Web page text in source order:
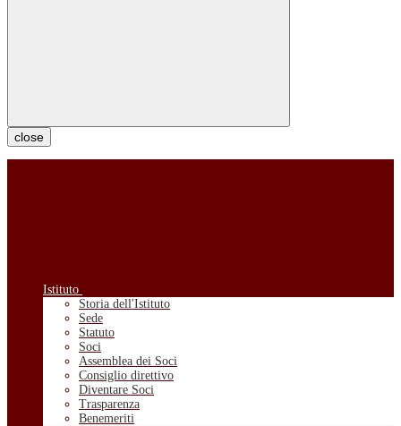
close
Istituto
Storia dell'Istituto
Sede
Statuto
Soci
Assemblea dei Soci
Consiglio direttivo
Diventare Soci
Trasparenza
Benemeriti